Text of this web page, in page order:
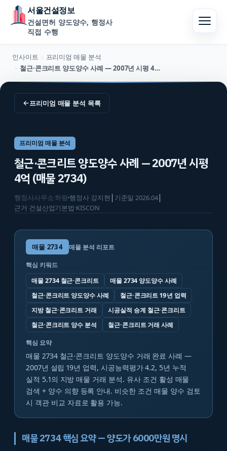
서울건설정보
건설면허 양도양수, 행정사
직접 수행
인사이트 › 프리미엄 매물 분석
› 철근·콘크리트 양도양수 사례 — 2007년 시평 4억 (매물 2734)
←프리미엄 매물 분석 목록
프리미엄 매물 분석
철근·콘크리트 양도양수 사례 — 2007년 시평
4억 (매물 2734)
행정사사무소 하랑·행정사 강지현 기준일2026.04│
근거 건설산업기본법·KISCON
매물 2734 매물 분석 리포트
핵심 키워드
매물 2734 철근·콘크리트
매물 2734 양도양수 사례
철근·콘크리트 양도양수 사례
철근·콘크리트 19년 업력
지방 철근·콘크리트 거래
시공실적 승계 철근·콘크리트
철근·콘크리트 양수 분석
철근·콘크리트 거래 사례
핵심 요약
매물 2734 철근·콘크리트 양도양수 거래 완료 사례 —
2007년 설립 19년 업력, 시공능력평가 4.2, 5년 누적
실적 5.1의 지방 매물 거래 분석. 유사 조건 활성 매물
검색 + 양수 의향 등록 안내. 비슷한 조건 매물 양수 검토
시 객관 비교 자료로 활용 가능.
매물 2734 핵심 요약 — 양도가 6000만원 명시